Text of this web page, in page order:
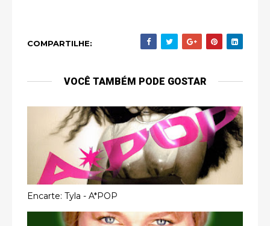
COMPARTILHE:
VOCÊ TAMBÉM PODE GOSTAR
Encarte: Tyla - A*POP